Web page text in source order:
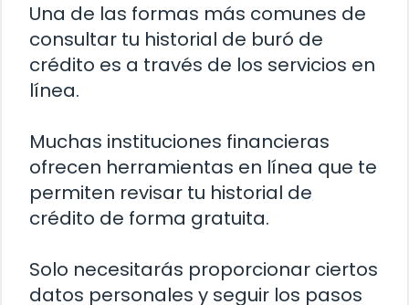
Una de las formas más comunes de
consultar tu historial de buró de
crédito es a través de los servicios en
línea.
Muchas instituciones financieras
ofrecen herramientas en línea que te
permiten revisar tu historial de
crédito de forma gratuita.
Solo necesitarás proporcionar ciertos
datos personales y seguir los pasos